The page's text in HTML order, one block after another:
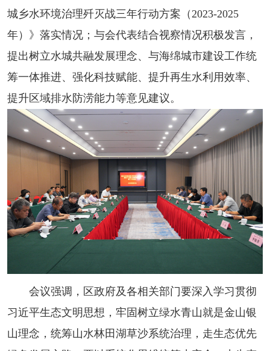
城乡水环境治理歼灭战三年行动方案（2023-2025
年）》落实情况；与会代表结合视察情况积极发言，
提出树立水城共融发展理念、与海绵城市建设工作统
筹一体推进、强化科技赋能、提升再生水利用效率、
提升区域排水防涝能力等意见建议。
会议强调，区政府及各相关部门要深入学习贯彻
习近平生态文明思想，牢固树立绿水青山就是金山银
山理念，统筹山水林田湖草沙系统治理，走生态优先